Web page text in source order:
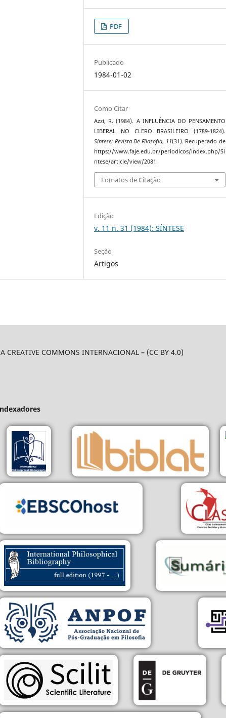
PDF
Publicado
1984-01-02
Como Citar
Azzi, R. (1984). A INFLUÊNCIA DO PENSAMENTO
LIBERAL NO CLERO BRASILEIRO (1789-1824).
Síntese: Revista De Filosofia, 11(31). Recuperado de
https://www.faje.edu.br/periodicos/index.php/Si
ntese/article/view/2081
Fomatos de Citação
Edição
v. 11 n. 31 (1984): SÍNTESE
Seção
Artigos
CREATIVE COMMONS INTERNACIONAL – (CC BY 4.0)